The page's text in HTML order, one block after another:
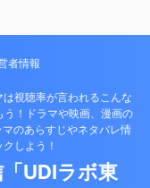
者情報
視聴率が言われるこんな
！ドラマや映画、漫画の
のあらすじやネタバレ情
しよう！
UDIラボ東